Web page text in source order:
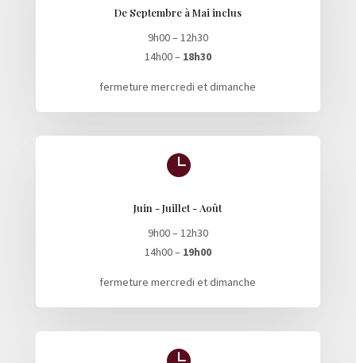
De Septembre à Mai inclus
9h00 – 12h30
14h00 – 18h30
fermeture mercredi et dimanche

Juin - Juillet - Août
9h00 – 12h30
14h00 – 19h00
fermeture mercredi et dimanche